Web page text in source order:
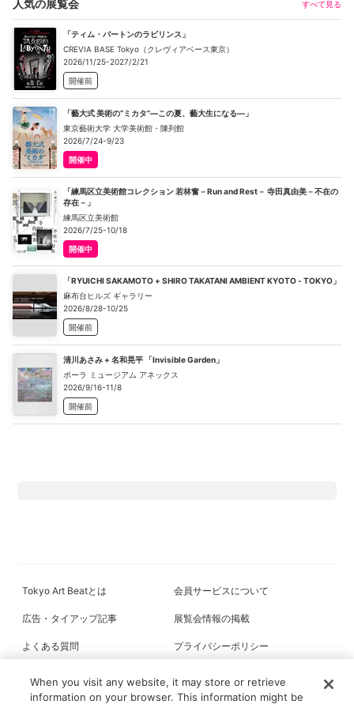
人気の展覧会 すべて見る
「ティム・バートンのラビリンス」
CREVIA BASE Tokyo（クレヴィアベース東京）
2026/11/25-2027/2/21
開催前
「藝大式 美術の“ミカタ”―この夏、藝大生になる―」
東京藝術大学 大学美術館・陳列館
2026/7/24-9/23
開催中
「練馬区立美術館コレクション 若林奮－Run and Rest－ 寺田真由美－不在の
存在－」
練馬区立美術館
2026/7/25-10/18
開催中
「RYUICHI SAKAMOTO + SHIRO TAKATANI AMBIENT KYOTO - TOKYO」
麻布台ヒルズ ギャラリー
2026/8/28-10/25
開催前
清川あさみ + 名和晃平 「Invisible Garden」
ポーラ ミュージアム アネックス
2026/9/16-11/8
開催前
Tokyo Art Beatとは 会員サービスについて
広告・タイアップ記事 展覧会情報の掲載
よくある質問 プライバシーポリシー
When you visit any website, it may store or retrieve
information on your browser. This information might be